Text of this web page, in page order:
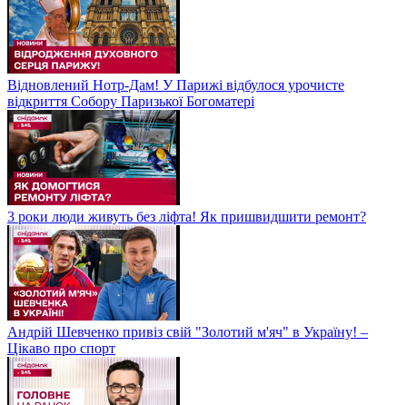
Відновлений Нотр-Дам! У Парижі відбулося урочисте
відкриття Собору Паризької Богоматері
3 роки люди живуть без ліфта! Як пришвидшити ремонт?
Андрій Шевченко привіз свій "Золотий м'яч" в Україну! –
Цікаво про спорт